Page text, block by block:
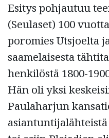
Esitys pohjautuu
(Seulaset) 100
poromies Utsjoelta
saamelaisesta
henkilöstä 1800-
Hän oli yksi
Paulaharjun